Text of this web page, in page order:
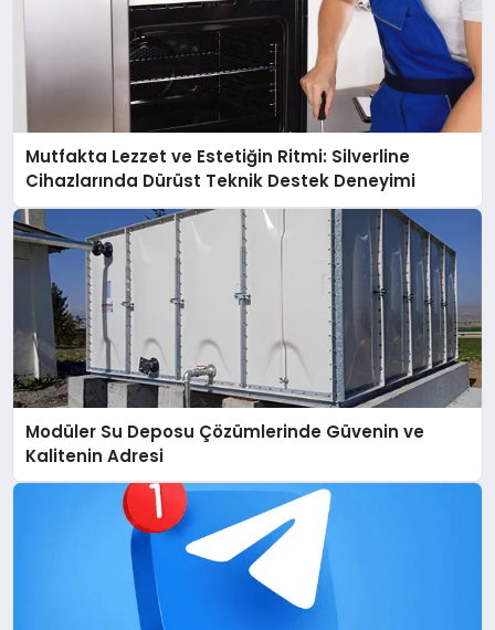
Mutfakta Lezzet ve Estetiğin Ritmi: Silverline
Cihazlarında Dürüst Teknik Destek Deneyimi
Modüler Su Deposu Çözümlerinde Güvenin ve
Kalitenin Adresi